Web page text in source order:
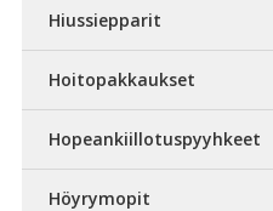
Hiussiepparit
Hoitopakkaukset
Hopeankiillotuspyyhkeet
Höyrymopit